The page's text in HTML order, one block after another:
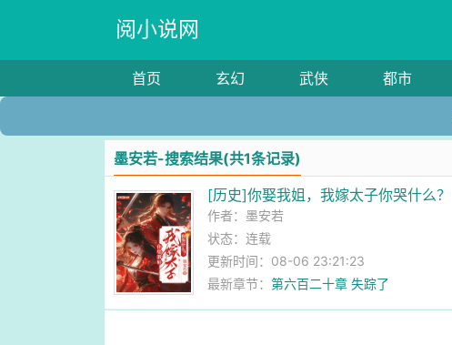
阅小说网
首页 玄幻 武侠 都市
墨安若-搜索结果(共1条记录)
[历史]你娶我姐，我嫁太子你哭什么？
作者： 墨安若
状态：连载
更新时间：08-06 23:21:23
最新章节：第六百二十章 失踪了